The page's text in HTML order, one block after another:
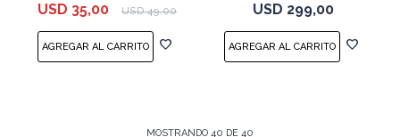
USD 35,00 USD 49,00 USD 299,00
MOSTRANDO 40 DE 40